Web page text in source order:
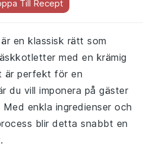
Till Recept
en klassisk rätt som
med en krämig
är perfekt för en
du vill imponera på gäster
enkla ingredienser och
blir detta snabbt en